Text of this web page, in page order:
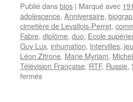
Publié dansbios | Marqué avec
adolescence, Anniversaire,
cimetière de Levallois-Perret,
Fabre, diplôme, duo, Ecole
Guy Lux, inhumation, Intervilles,
Léon Zitrone, Marie Myriam,
Télévision Française, RTF, Russie,
ferméssur